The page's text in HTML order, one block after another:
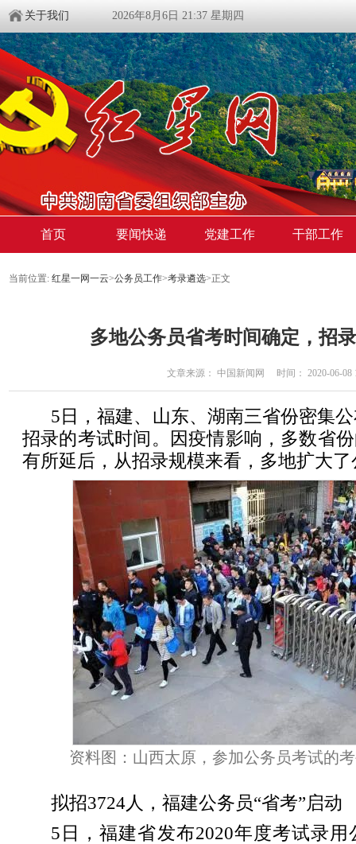
关于我们 2026年8月6日 21:37 星期四
首页 要闻快递 党建工作 干部工作
当前位置: 红星一网一云>公务员工作>考录遴选>正文
多地公务员省考时间确定，招
文章来源： 中国新闻网 时间： 2020-06-08
5日，福建、山东、湖南三省份密集
招录的考试时间。因疫情影响，多数省
有所延后，从招录规模来看，多地扩大
资料图：山西太原，参加公务员考试的
拟招3724人，福建公务员“省考”启动
5日，福建省发布2020年度考试录